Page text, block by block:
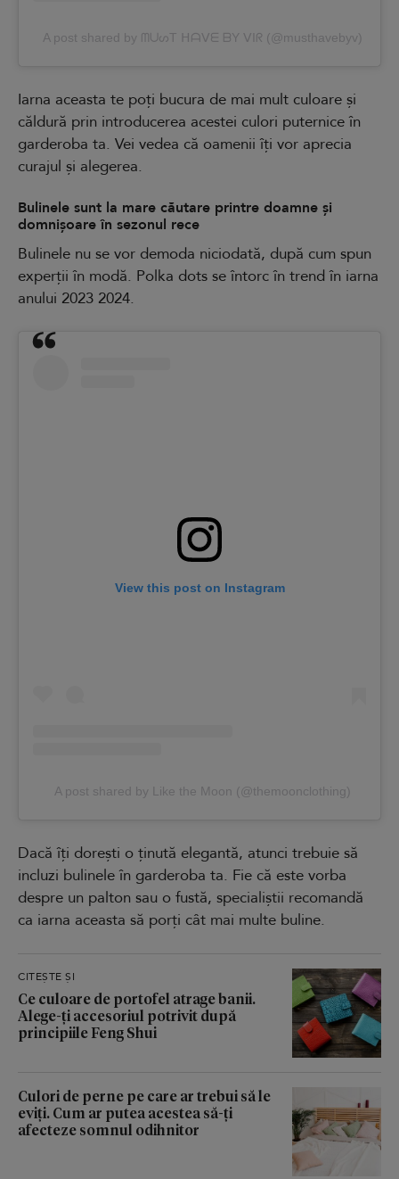
A post shared by ᗰᑌᔕT ᕼᗩᐯᗴ ᗷY ᐯIᖇ (@musthavebyv)
Iarna aceasta te poți bucura de mai mult culoare și
căldură prin introducerea acestei culori puternice în
garderoba ta. Vei vedea că oamenii îți vor aprecia
curajul și alegerea.
Bulinele sunt la mare căutare printre doamne și
domnișoare în sezonul rece
Bulinele nu se vor demoda niciodată, după cum spun
experții în modă. Polka dots se întorc în trend în iarna
anului 2023 2024.
View this post on Instagram
A post shared by Like the Moon (@themoonclothing)
Dacă îți dorești o ținută elegantă, atunci trebuie să
incluzi bulinele în garderoba ta. Fie că este vorba
despre un palton sau o fustă, specialiștii recomandă
ca iarna aceasta să porți cât mai multe buline.
CITEȘTE ȘI
Ce culoare de portofel atrage banii.
Alege-ți accesoriul potrivit după
principiile Feng Shui
Culori de perne pe care ar trebui să le
eviți. Cum ar putea acestea să-ți
afecteze somnul odihnitor